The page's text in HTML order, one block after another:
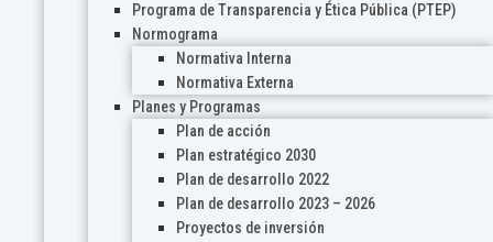
Programa de Transparencia y Ética Pública (PTEP)
Normograma
Normativa Interna
Normativa Externa
Planes y Programas
Plan de acción
Plan estratégico 2030
Plan de desarrollo 2022
Plan de desarrollo 2023 – 2026
Proyectos de inversión